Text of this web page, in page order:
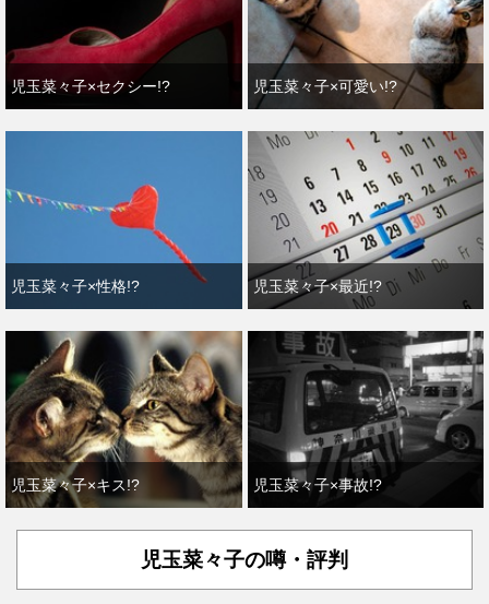
児玉菜々子×セクシー!? 児玉菜々子×可愛い!?
児玉菜々子×性格!? 児玉菜々子×最近!?
児玉菜々子×キス!? 児玉菜々子×事故!?
児玉菜々子の噂・評判